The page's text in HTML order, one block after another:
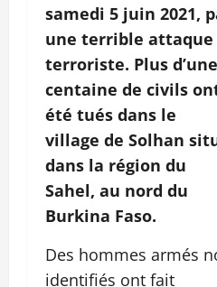
samedi 5 juin 2021,
une terrible attaque
terroriste. Plus d’une
centaine de civils
été tués dans le
village de Solhan
dans la région du
Sahel, au nord du
Burkina Faso.
Des hommes armés
identifiés ont fait